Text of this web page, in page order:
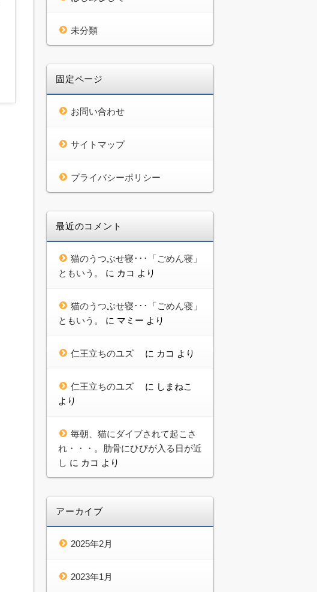
未分類
固定ページ
お問い合わせ
サイトマップ
プライバシーポリシー
最近のコメント
猫のうつぶせ寝･･･「ごめん寝」
ともいう。
に カコ より
猫のうつぶせ寝･･･「ごめん寝」
ともいう。
に マミー より
仁王立ちのユズ に カコ より
仁王立ちのユズ に しまねこ
より
毎朝、猫にダイブされて起こさ
れ・・・。肋骨にひびが入る日が近
し に カコ より
アーカイブ
2025年2月
2023年1月